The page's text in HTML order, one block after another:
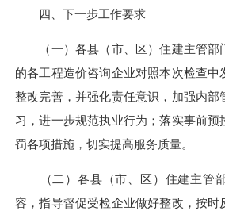
四、下一步工作要求
（一）各县（市、区）住建主管部
的各工程造价咨询企业对照本次检查中
整改完善，并强化责任意识，加强内部
习，进一步规范执业行为；落实事前预
罚各项措施，切实提高服务质量。
（二）各县（市、区）住建主管部
容，指导督促受检企业做好整改，按时